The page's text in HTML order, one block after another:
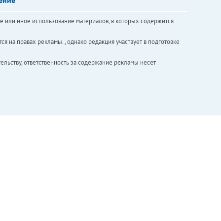
иное использование материалов, в которых содержится
правах рекламы. , однако редакция участвует в подготовке
ответственность за содержание рекламы несет